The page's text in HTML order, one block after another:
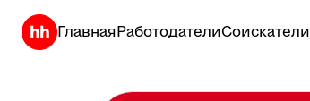
ГлавнаяРаботодателиСоискатели